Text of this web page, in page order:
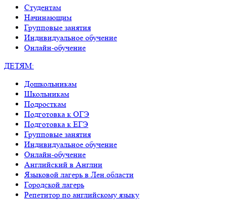
Студентам
Начинающим
Групповые занятия
Индивидуальное обучение
Онлайн-обучение
ДЕТЯМ:
Дошкольникам
Школьникам
Подросткам
Подготовка к ОГЭ
Подготовка к ЕГЭ
Групповые занятия
Индивидуальное обучение
Онлайн-обучение
Английский в Англии
Языковой лагерь в Лен.области
Городской лагерь
Репетитор по английскому языку